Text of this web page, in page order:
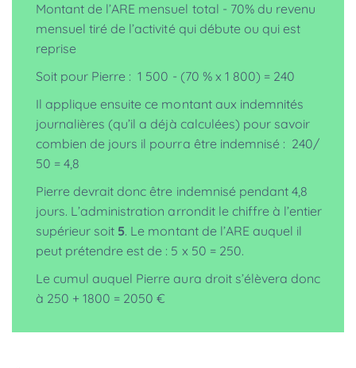
Montant de l’ARE mensuel total - 70% du revenu
mensuel tiré de l’activité qui débute ou qui est
reprise
Soit pour Pierre : 1 500 - (70 % x 1 800) = 240
Il applique ensuite ce montant aux indemnités
journalières (qu’il a déjà calculées) pour savoir
combien de jours il pourra être indemnisé : 240/
50 = 4,8
Pierre devrait donc être indemnisé pendant 4,8
jours. L’administration arrondit le chiffre à l’entier
supérieur soit 5. Le montant de l’ARE auquel il
peut prétendre est de : 5 x 50 = 250.
Le cumul auquel Pierre aura droit s’élèvera donc
à 250 + 1800 = 2050 €